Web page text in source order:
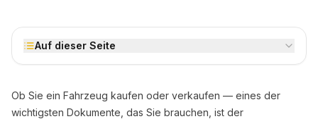
Auf dieser Seite
Ob Sie ein Fahrzeug kaufen oder verkaufen — eines der
wichtigsten Dokumente, das Sie brauchen, ist der